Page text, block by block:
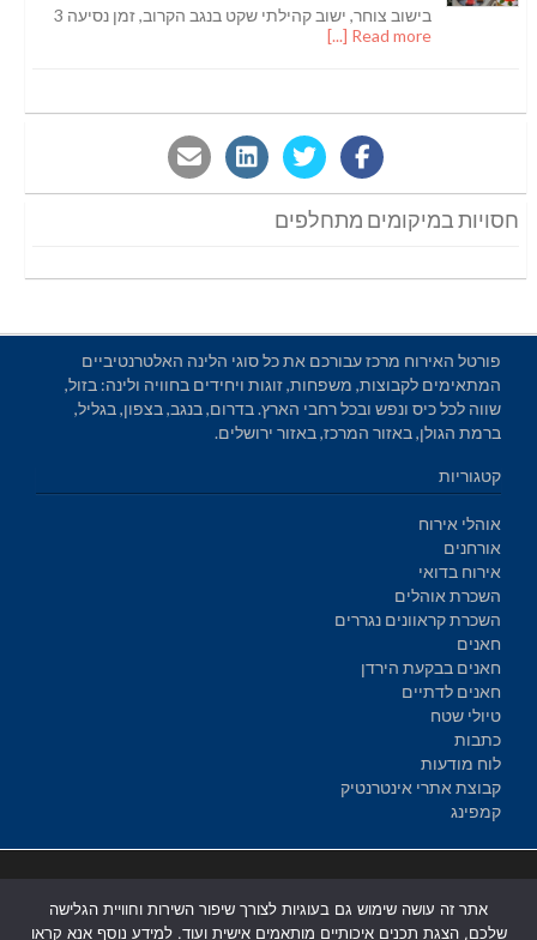
בישוב צוחר, ישוב קהילתי שקט בנגב הקרוב, זמן נסיעה 3
Read more [...]
חסויות במיקומים מתחלפים
פורטל האירוח מרכז עבורכם את כל סוגי הלינה האלטרנטיביים
המתאימים לקבוצות, משפחות, זוגות ויחידים בחוויה ולינה: בזול,
שווה לכל כיס ונפש ובכל רחבי הארץ. בדרום, בנגב, בצפון, בגליל,
ברמת הגולן, באזור המרכז, באזור ירושלים.
קטגוריות
אוהלי אירוח
אורחנים
אירוח בדואי
השכרת אוהלים
השכרת קראוונים נגררים
חאנים
חאנים בבקעת הירדן
חאנים לדתיים
טיולי שטח
כתבות
לוח מודעות
קבוצת אתרי אינטרנטיק
קמפינג
אתרים בבאר שבע|
אתר זה עושה שימוש גם בעוגיות לצורך שיפור השירות וחוויית הגלישה
שלכם, הצגת תכנים איכותיים מותאמים אישית ועוד. למידע נוסף אנא קראו